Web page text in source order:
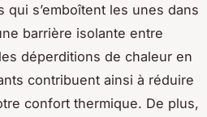
qui s’emboîtent les unes dans
barrière isolante entre
déperditions de chaleur en
contribuent ainsi à réduire
confort thermique. De plus,